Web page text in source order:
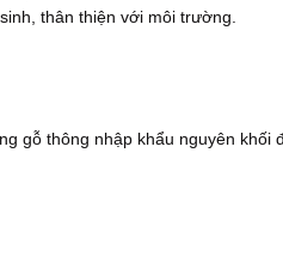
thân thiện với môi trường.
gỗ thông nhập khẩu nguyên